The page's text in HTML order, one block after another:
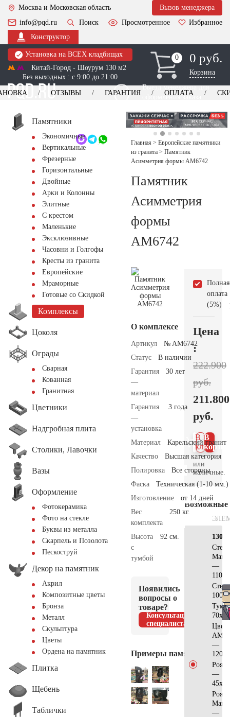
Москва и Московская область
Вызов менеджера
info@pqd.ru
Поиск Просмотренное
Избранное
Конструктор
Установка на ВСЕХ кладбищах
Китай-Город - Шоурум 130 м2
Без выходных : с 9:00 до 21:00
0
0 0 руб.
Корзина
Выезд менеджера для
оформления заказа
+7 (495) 518-44-23
Обратный звонок
ОТЗЫВЫ ГАРАНТИЯ ОПЛАТА
Памятники
Экономичные
Вертикальные
Фрезерные
Горизонтальные
Двойные
Арки и Колонны
Элитные
С крестом
Маленькие
Эксклюзивные
Часовни и Голгофы
Кресты из гранита
Европейские
Мраморные
Готовые со Скидкой
Комплексы
Цоколя
Ограды
Сварная
Кованная
Гранитная
Цветники
Надгробная плита
Столики, Лавочки
Вазы
Оформление
Фотокерамика
Фото на стекле
Буквы из металла
Скарпель и Позолота
Пескоструй
Декор на памятник
Акрил
Композитные цветы
Бронза
Металл
Скульптура
Цветы
Ордена на памятник
Плитка
Щебень
Таблички
Главная > Европейские памятники
из гранита > Памятник
Асимметрия формы AM6742
Памятник
Асимметрия
формы
AM6742
О комплексе
Артикул
№ AM6742
Статус
В наличии
Гарантия
—
материал
30 лет
Гарантия
—
установка
3 года
Материал
Карельский гранит
Качество
Высшая категория
Полировка
Все стороны
Фаска
Техническая (1-10 мм.)
Изготовление
от 14 дней
Вес
комплекта
250 кг.
Высота
с
тумбой
92 см.
Появились
вопросы о
товаре?
Консультация
специалиста
Примеры памятников
Полная
оплата
(5%)
Цена
:
222.900
руб.
211.800
руб.
В
В 1
клик
или
наличные.
Возможные
Стела
—
—
—
—